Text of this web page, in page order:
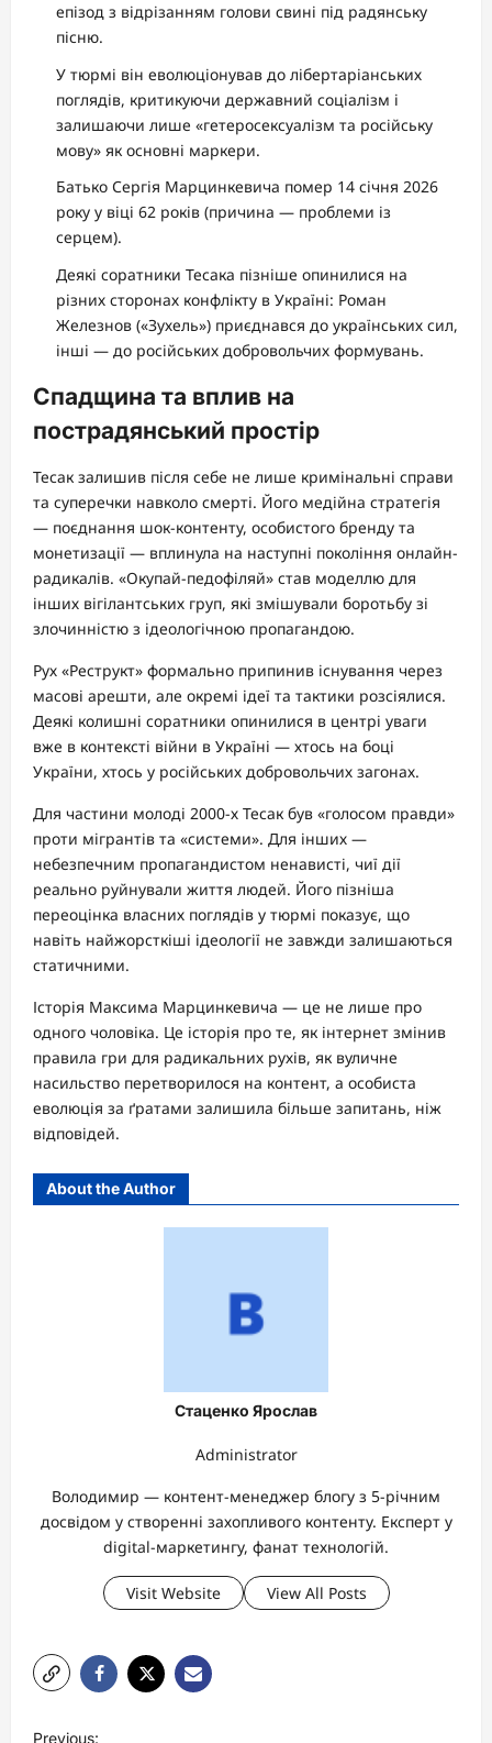
епізод з відрізанням голови свині під радянську
пісню.
У тюрмі він еволюціонував до лібертаріанських
поглядів, критикуючи державний соціалізм і
залишаючи лише «гетеросексуалізм та російську
мову» як основні маркери.
Батько Сергія Марцинкевича помер 14 січня 2026
року у віці 62 років (причина — проблеми із
серцем).
Деякі соратники Тесака пізніше опинилися на
різних сторонах конфлікту в Україні: Роман
Железнов («Зухель») приєднався до українських сил,
інші — до російських добровольчих формувань.
Спадщина та вплив на
пострадянський простір
Тесак залишив після себе не лише кримінальні справи
та суперечки навколо смерті. Його медійна стратегія
— поєднання шок-контенту, особистого бренду та
монетизації — вплинула на наступні покоління онлайн-
радикалів. «Окупай-педофіляй» став моделлю для
інших вігілантських груп, які змішували боротьбу зі
злочинністю з ідеологічною пропагандою.
Рух «Реструкт» формально припинив існування через
масові арешти, але окремі ідеї та тактики розсіялися.
Деякі колишні соратники опинилися в центрі уваги
вже в контексті війни в Україні — хтось на боці
України, хтось у російських добровольчих загонах.
Для частини молоді 2000-х Тесак був «голосом правди»
проти мігрантів та «системи». Для інших —
небезпечним пропагандистом ненависті, чиї дії
реально руйнували життя людей. Його пізніша
переоцінка власних поглядів у тюрмі показує, що
навіть найжорсткіші ідеології не завжди залишаються
статичними.
Історія Максима Марцинкевича — це не лише про
одного чоловіка. Це історія про те, як інтернет змінив
правила гри для радикальних рухів, як вуличне
насильство перетворилося на контент, а особиста
еволюція за ґратами залишила більше запитань, ніж
відповідей.
About the Author
Стаценко Ярослав
Administrator
Володимир — контент-менеджер блогу з 5-річним
досвідом у створенні захопливого контенту. Експерт у
digital-маркетингу, фанат технологій.
Visit Website View All Posts
PPrevious: